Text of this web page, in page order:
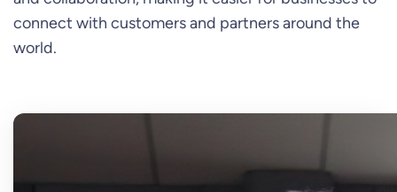
connect with customers and partners around the
world.